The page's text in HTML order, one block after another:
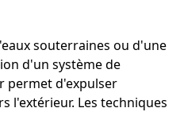
souterraines ou d'une
d'un système de
permet d'expulser
l'extérieur. Les techniques